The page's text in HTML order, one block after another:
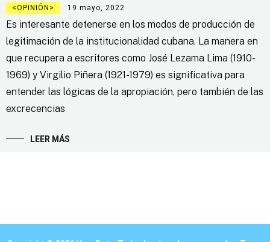
OPINIÓN 19 mayo, 2022
Es interesante detenerse en los modos de producción de
legitimación de la institucionalidad cubana. La manera en
que recupera a escritores como José Lezama Lima (1910-
1969) y Virgilio Piñera (1921-1979) es significativa para
entender las lógicas de la apropiación, pero también de las
excrecencias
LEER MÁS